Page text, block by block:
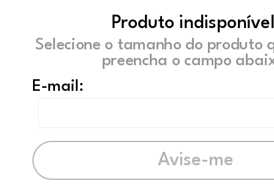
Produto
Selecione o tamanho do produto
preencha o campo
E-mail: